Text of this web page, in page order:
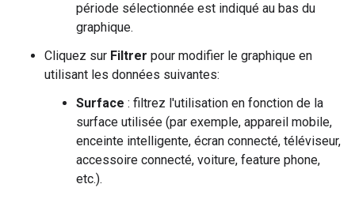
période sélectionnée est indiqué au bas du
graphique.
Cliquez sur Filtrer pour modifier le graphique en
utilisant les données suivantes:
Surface : filtrez l'utilisation en fonction de la
surface utilisée (par exemple, appareil mobile,
enceinte intelligente, écran connecté, téléviseur,
accessoire connecté, voiture, feature phone,
etc.).